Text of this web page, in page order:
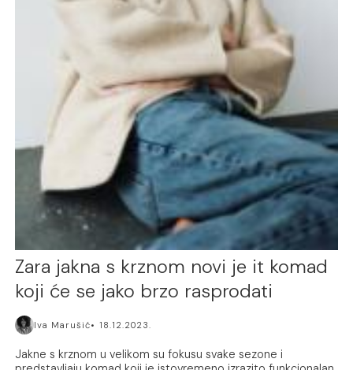
Zara jakna s krznom novi je it komad
koji će se jako brzo rasprodati
Iva Marušić 18.12.2023.
Jakne s krznom u velikom su fokusu svake sezone i